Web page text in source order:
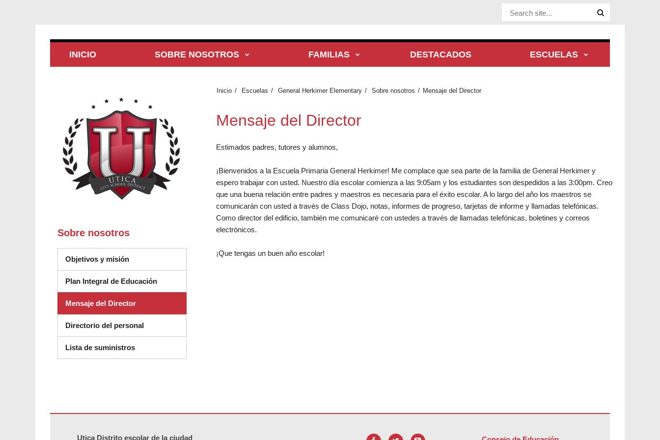
Website Site
INICIO SOBRE NOSOTROS FAMILIAS DESTACADOS ESCUELAS
Inicio Escuelas General Herkimer Elementary Sobre nosotros Mensaje del Director
Mensaje del Director
Estimados padres, tutores y alumnos,
¡Bienvenidos a la Escuela Primaria General Herkimer! Me complace que sea parte de la familia de General Herkimer y
espero trabajar con usted. Nuestro día escolar comienza a las 9:05am y los estudiantes son despedidos a las 3:00pm. Creo
que una buena relación entre padres y maestros es necesaria para el éxito escolar. A lo largo del año los maestros se
comunicarán con usted a través de Class Dojo, notas, informes de progreso, tarjetas de informe y llamadas telefónicas.
Como director del edificio, también me comunicaré con ustedes a través de llamadas telefónicas, boletines y correos
electrónicos.
¡Que tengas un buen año escolar!
Sobre nosotros
Objetivos y misión
Plan Integral de Educación(se abre en una nueva ventana)
Mensaje del Director
Directorio del personal
Lista de suministros
Utica Distrito escolar de la ciudad